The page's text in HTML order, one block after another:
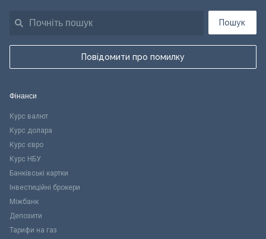
Пошук
Повідомити про помилку
Фінанси
Курс валют
Курс долара
Курс євро
Курс НБУ
Банківські картки
Інвестиційні брокери
Міжбанк
Депозити
Тарифи на газ